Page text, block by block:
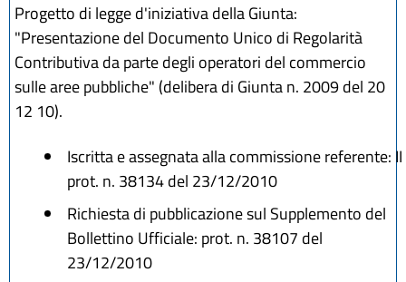
Progetto di legge d'iniziativa della Giunta:
"Presentazione del Documento Unico di Regolarità
Contributiva da parte degli operatori del commercio
sulle aree pubbliche" (delibera di Giunta n. 2009 del 20
12 10).
Iscritta e assegnata alla commissione referente: II
prot. n. 38134 del 23/12/2010
Richiesta di pubblicazione sul Supplemento del
Bollettino Ufficiale: prot. n. 38107 del
23/12/2010